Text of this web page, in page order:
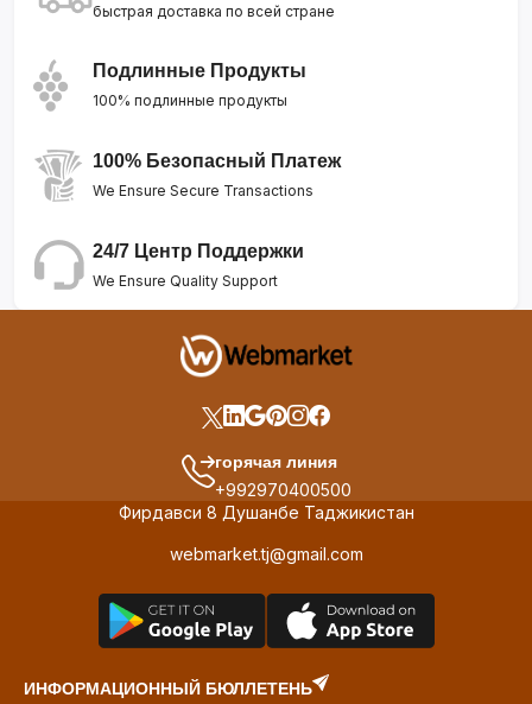
быстрая доставка по всей стране
Подлинные Продукты
100% подлинные продукты
100% Безопасный Платеж
We Ensure Secure Transactions
24/7 Центр Поддержки
We Ensure Quality Support
горячая линия
+992970400500
Фирдавси 8 Душанбе Таджикистан
webmarket.tj@gmail.com
ИНФОРМАЦИОННЫЙ БЮЛЛЕТЕНЬ